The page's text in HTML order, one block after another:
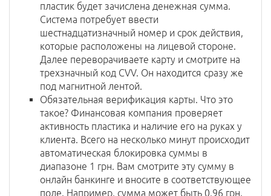
пластик будет зачислена денежная сумма.
Система потребует ввести
шестнадцатизначный номер и срок действия,
которые расположены на лицевой стороне.
Далее переворачиваете карту и смотрите на
трехзначный код CVV. Он находится сразу же
под магнитной лентой.
Обязательная верификация карты. Что это
такое? Финансовая компания проверяет
активность пластика и наличие его на руках у
клиента. Всего на несколько минут происходит
автоматическая блокировка суммы в
диапазоне 1 грн. Вам смотрите эту сумму в
онлайн банкинге и вносите в соответствующее
поле. Например, сумма может быть 0,96 грн.